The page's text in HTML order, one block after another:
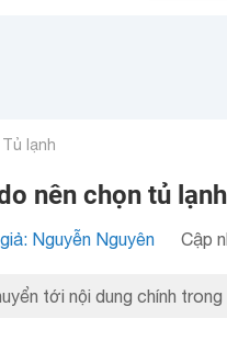
Tủ lạnh
nên chọn tủ
Nguyễn Nguyên Cập
tới nội dung chính trong